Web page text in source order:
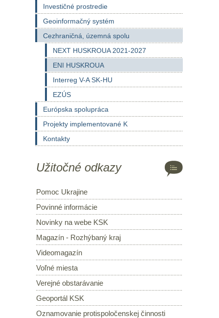
Investičné prostredie
Geoinformačný systém
Cezhraničná, územná spolu
NEXT HUSKROUA 2021-2027
ENI HUSKROUA
Interreg V-A SK-HU
EZÚS
Európska spolupráca
Projekty implementované K
Kontakty
Užitočné odkazy
Pomoc Ukrajine
Povinné informácie
Novinky na webe KSK
Magazín - Rozhýbaný kraj
Videomagazín
Voľné miesta
Verejné obstarávanie
Geoportál KSK
Oznamovanie protispoločenskej činnosti